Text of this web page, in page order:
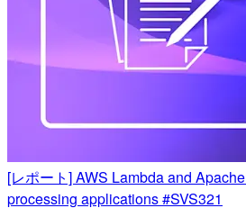
[レポート] AWS Lambda and
processing applications #SVS321